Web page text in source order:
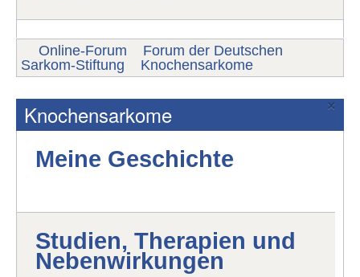
Online-Forum
Forum der Deutschen
Sarkom-Stiftung
Knochensarkome
×
Knochensarkome
Meine Geschichte
Studien, Therapien und
Nebenwirkungen